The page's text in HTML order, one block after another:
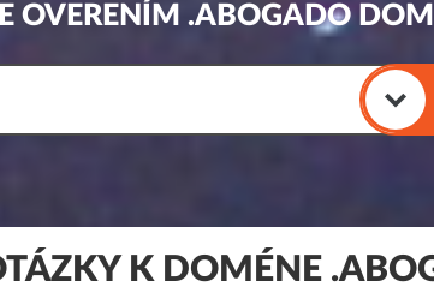
OVERENÍM .ABOGADO
K DOMÉNE